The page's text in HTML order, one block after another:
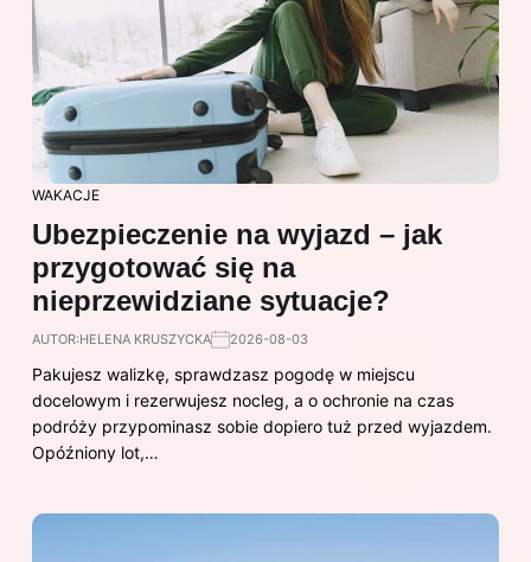
WAKACJE
Ubezpieczenie na wyjazd – jak
przygotować się na
nieprzewidziane sytuacje?
AUTOR:HELENA KRUSZYCKA 2026-08-03
Pakujesz walizkę, sprawdzasz pogodę w miejscu
docelowym i rezerwujesz nocleg, a o ochronie na czas
podróży przypominasz sobie dopiero tuż przed wyjazdem.
Opóźniony lot,…